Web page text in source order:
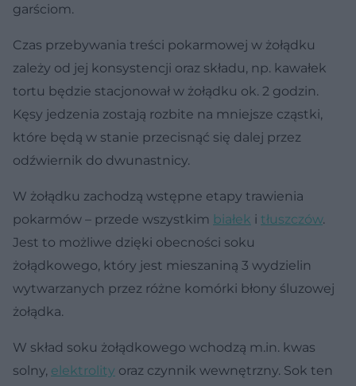
garściom.
Czas przebywania treści pokarmowej w żołądku
zależy od jej konsystencji oraz składu, np. kawałek
tortu będzie stacjonował w żołądku ok. 2 godzin.
Kęsy jedzenia zostają rozbite na mniejsze cząstki,
które będą w stanie przecisnąć się dalej przez
odźwiernik do dwunastnicy.
W żołądku zachodzą wstępne etapy trawienia
pokarmów – przede wszystkim białek i tłuszczów.
Jest to możliwe dzięki obecności soku
żołądkowego, który jest mieszaniną 3 wydzielin
wytwarzanych przez różne komórki błony śluzowej
żołądka.
W skład soku żołądkowego wchodzą m.in. kwas
solny, elektrolity oraz czynnik wewnętrzny. Sok ten